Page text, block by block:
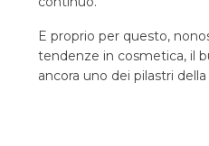
E proprio per questo,
tendenze in cosmetica, il
ancora uno dei pilastri